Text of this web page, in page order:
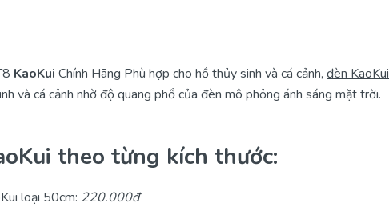
KaoKui Chính Hãng Phù hợp cho hồ thủy sinh và cá cảnh, đèn KaoKui
và cá cảnh nhờ độ quang phổ của đèn mô phỏng ánh sáng mặt trời.
theo từng kích thước:
loại 50cm: 220.000đ